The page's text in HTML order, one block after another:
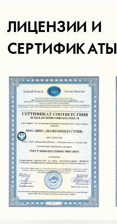
ЛИЦЕНЗИИ И
СЕРТИФИКАТЫ